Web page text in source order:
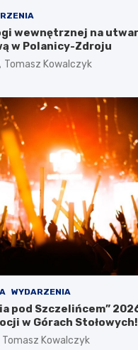
wewnętrznej na
w Polanicy-Zdroju
Tomasz Kowalczyk
WYDARZENIA
pod Szczelińcem”
w Górach Stołowych!
Tomasz Kowalczyk